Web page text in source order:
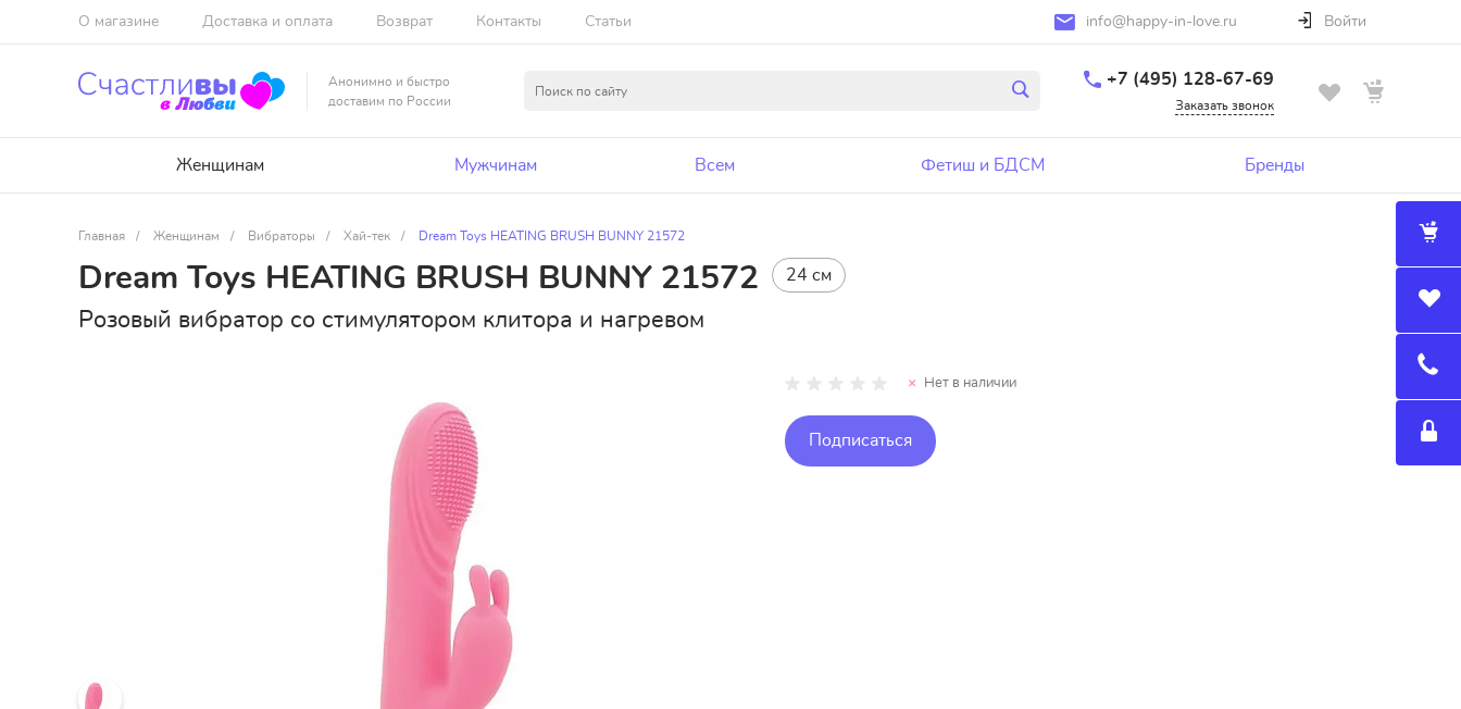
О магазине Доставка и оплата Возврат Контакты Статьи info@happy-in-love.ru Войти
Анонимно и быстро
доставим по России
+7 (495) 128-67-69
Заказать звонок
Женщинам Мужчинам Всем Фетиш и БДСМ Бренды
Главная / Женщинам / Вибраторы / Хай-тек / Dream Toys HEATING BRUSH BUNNY 21572
Dream Toys HEATING BRUSH BUNNY 21572 24 см
Розовый вибратор со стимулятором клитора и нагревом
Нет в наличии
Подписаться